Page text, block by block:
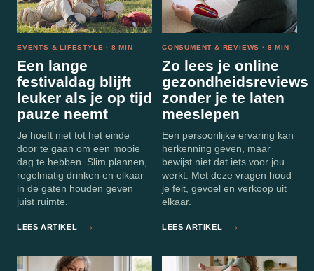
EVENTS & LIFESTYLE · 8 MIN
Een lange
festivaldag blijft
leuker als je op tijd
pauze neemt
Je hoeft niet tot het einde
door te gaan om een mooie
dag te hebben. Slim plannen,
regelmatig drinken en elkaar
in de gaten houden geven
juist ruimte.
LEES ARTIKEL →
CONSUMENT & REVIEWS · 8 MIN
Zo lees je online
gezondheidsreviews
zonder je te laten
meeslepen
Een persoonlijke ervaring kan
herkenning geven, maar
bewijst niet dat iets voor jou
werkt. Met deze vragen houd
je feit, gevoel en verkoop uit
elkaar.
LEES ARTIKEL →